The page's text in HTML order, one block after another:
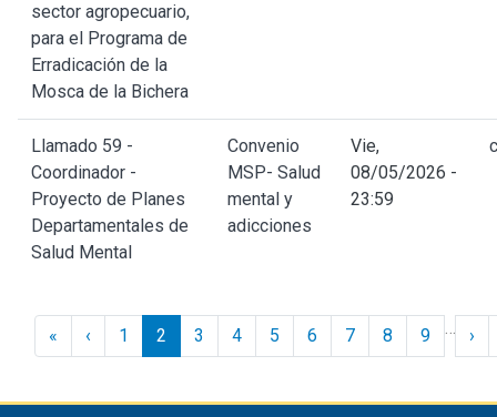
sector agropecuario,
para el Programa de
Erradicación de la
Mosca de la Bichera
Llamado 59 -
Coordinador -
Proyecto de Planes
Departamentales de
Salud Mental
Convenio
MSP- Salud
mental y
adicciones
Vie,
08/05/2026 -
23:59
Paginación
« « Inicio
‹ ‹ Anterior
1 2 3 4 5 6 7 8 9 … ›